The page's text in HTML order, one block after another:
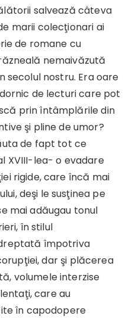
salvează câteva
marii colecţionari ai
de romane cu
nemaivăzută
secolul nostru. Era oare
de lecturi care pot
prin întâmplările din
şi pline de umor?
de fapt tot ce
XVIII-lea- o evadare
rigide, care încă mai
deşi le susţinea pe
mai adăugau tonul
în stilul
împotriva
dar şi plăcerea
volumele interzise
care au
în capodopere